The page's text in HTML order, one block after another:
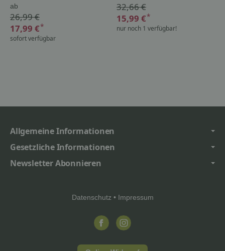
ab
26,99 €
17,99 €*
sofort verfügbar
32,66 €
15,99 €*
nur noch 1 verfügbar!
Allgemeine Informationen
Gesetzliche Informationen
Newsletter Abonnieren
Datenschutz • Impressum